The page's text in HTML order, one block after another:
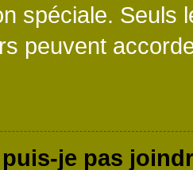
spéciale. Seuls
peuvent
je pas